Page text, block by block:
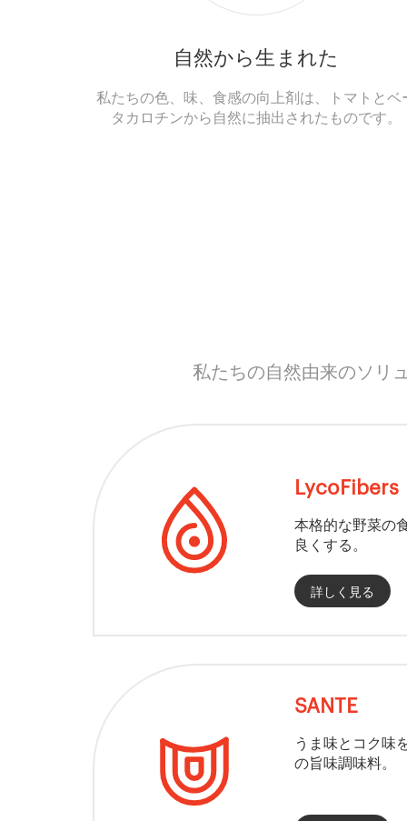
自然から生まれた
私たちの色、味、食感の向上剤は、トマトとベ
タカロチンから自然に抽出されたものです。
私たちの自然由来のソリ
LycoFibers
本格的な野菜の
良くする。
詳しく見る
SANTE
うま味とコク味
の旨味調味料。